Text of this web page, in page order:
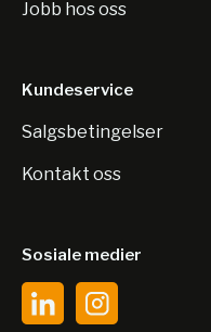
Jobb hos oss
Kundeservice
Salgsbetingelser
Kontakt oss
Sosiale medier